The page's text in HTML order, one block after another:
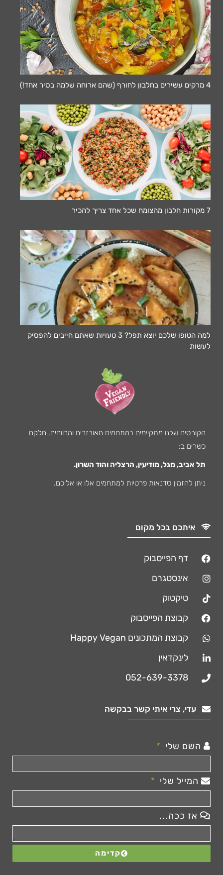
4 מרקים עשירים בחלבון לחורף (שהם ארוחה שלמה בסיר אחד!)
7 מקורות חלבון מהצומח שכל אחד צריך להכיר
למה הטופו שלכם יוצא תפל? 3 טעויות שאתם חייבים להפסיק
לעשות
הקורסים שלנו מתקיימים במתחמים מאובזרים ומרווחים, חלקם
כשרים ב:
תל אביב, מגל, מודיעין, הרצליה והוד השרון.
ניתן להזמין סדנאות פרטיות למתחמים אלו או אליכם.
איתכם בכל מקום
דף הפייסבוק
אינסטגרם
טיקטוק
קבוצת הפייסבוק
קבוצת המתכונים Happy Vegan
לינקדאין
052-639-3378
עדי, צרי איתי קשר בבקשה
השם שלי
המייל שלי
אז ככה...
קדימה